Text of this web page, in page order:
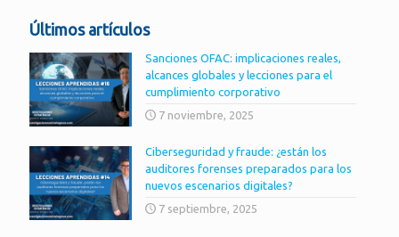
Últimos artículos
Sanciones OFAC: implicaciones reales,
alcances globales y lecciones para el
cumplimiento corporativo
7 noviembre, 2025
Ciberseguridad y fraude: ¿están los
auditores forenses preparados para los
nuevos escenarios digitales?
7 septiembre, 2025